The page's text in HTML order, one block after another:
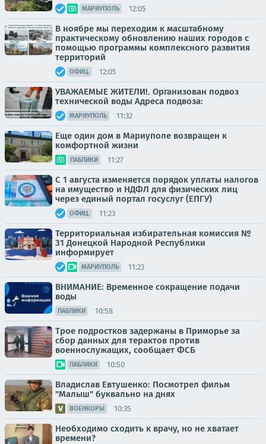
МАРИУПОЛЬ 12:05
В ноябре мы переходим к масштабному
практическому обновлению наших городов с
помощью программы комплексного развития
территорий
ОФИЦ. 12:05
УВАЖАЕМЫЕ ЖИТЕЛИ!. Организован подвоз
технической воды Адреса подвоза:
МАРИУПОЛЬ 11:32
Еще один дом в Мариуполе возвращен к
комфортной жизни
ПАБЛИКИ 11:27
С 1 августа изменяется порядок уплаты налогов
на имущество и НДФЛ для физических лиц
через единый портал госуслуг (ЕПГУ)
ОФИЦ. 11:23
Территориальная избирательная комиссия №
31 Донецкой Народной Республики
информирует
МАРИУПОЛЬ 11:23
ВНИМАНИЕ: Временное сокращение подачи
воды
ПАБЛИКИ 10:58
Трое подростков задержаны в Приморье за
сбор данных для терактов против
военнослужащих, сообщает ФСБ
ПАБЛИКИ 10:50
Владислав Евтушенко: Посмотрел фильм
"Малыш" буквально на днях
ВОЕНКОРЫ 10:35
Необходимо сходить к врачу, но не хватает
времени?